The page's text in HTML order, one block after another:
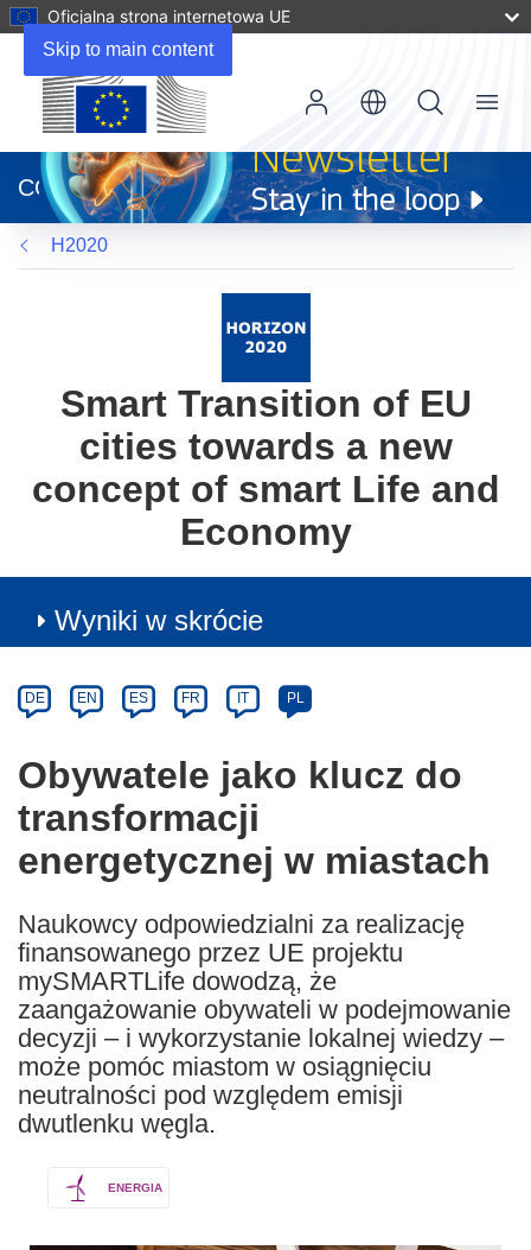
Skip to main content
Oficjalna strona internetowa UE
otworzy
się
w
nowym
oknie)
CORDIS
Menu
H2020
Smart Transition of EU
cities towards a new
concept of smart Life and
Economy
Wyniki w skrócie
Category
Article
available
the
following
languages:
DE EN ES FR IT PL
Obywatele jako klucz do
transformacji
energetycznej w miastach
Naukowcy odpowiedzialni za realizację
finansowanego przez UE projektu
mySMARTLife dowodzą, że
zaangażowanie obywateli w podejmowanie
decyzji – i wykorzystanie lokalnej wiedzy –
może pomóc miastom w osiągnięciu
neutralności pod względem emisji
dwutlenku węgla.
ENERGIA